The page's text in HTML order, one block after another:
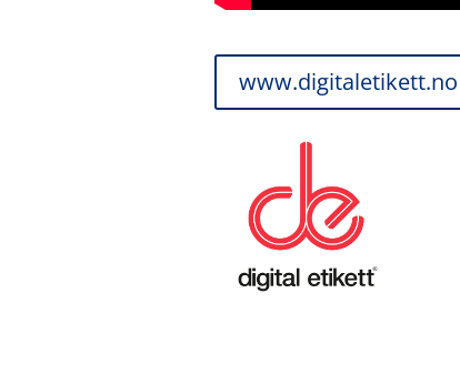
www.digitaletikett.no